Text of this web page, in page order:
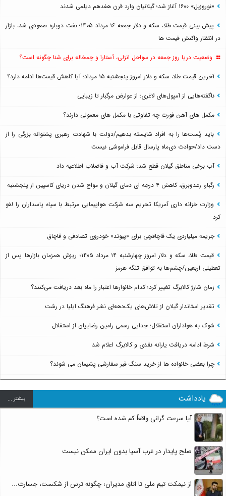
«نوروزبل» ۱۶۰۰ آغاز شد؛ گیلانیان وارد قرن هفدهم دیلمی شدند
پیش بینی قیمت طلا، سکه و دلار جمعه ۱۶ مرداد ۱۴۰۵؛ نفت دوباره صعودی شد، بازار
در انتظار واکنش قیمت ها
وضعیت دریا روز جمعه در سواحل انزلی، آستارا و چمخاله برای شنا چگونه است؟
آخرین قیمت طلا، سکه و دلار امروز پنجشنبه ۱۵ مرداد؛ آیا کاهش قیمت‌ها ادامه دارد؟
ناگفته‌هایی از آمپول‌های لاغری؛ از عوارض مرگبار تا زیبایی
مکمل های آهن فورت چه تفاوتی با مکمل های معمولی دارند؟
باید پُست‌ها را به افراد شایسته بدهیم/دولت با شهادت رهبری پشتوانه بزرگی را از
دست داد/حوادث دی‌ماه پارسال قابل فراموشی نیست
آب برخی مناطق گیلان قطع شد؛ شرکت آب و فاضلاب اطلاعیه داد
رگبار، رعدوبرق، کاهش ۴ درجه ای دمای گیلان و مواج شدن دریای کاسپین از پنجشنبه
وزارت خزانه داری آمریکا تحریم سه شرکت هواپیمایی مرتبط با سپاه پاسداران را لغو
کرد
جریمه میلیاردی یک قاچاقچی برای «پیوند» خودروی تصادفی و قاچاق
قیمت طلا، سکه و دلار امروز چهارشنبه ۱۴ مرداد ۱۴۰۵؛ ریزش همزمان بازارها پس از
تعطیلی اربعین/چشم‌ها به توافق تنگه هرمز
زمان شارژ کالابرگ تغییر کرد؛ کدام خانوارها اعتبار را ماه بعد دریافت می‌کنند؟
تقدیر استاندار گیلان از تلاش‌های یک‌دهه‌ای نشر فرهنگ ایلیا در رشت
شوک به هواداران استقلال؛ جدایی رسمی رامین رضاییان از استقلال
شرط ادامه دریافت یارانه نقدی و کالابرگ اعلام شد
چرا بعضی خانواده ها از خرید سنگ قبر سفارشی پشیمان می شوند؟
یادداشت بيشتر ...
آیا سرعت گرانی واقعاً کم شده است؟
صلح پایدار در غرب آسیا بدون ایران ممکن نیست
از نیمکت تیم ملی تا اتاق مدیران؛ چگونه ترس از شکست، جسارت...